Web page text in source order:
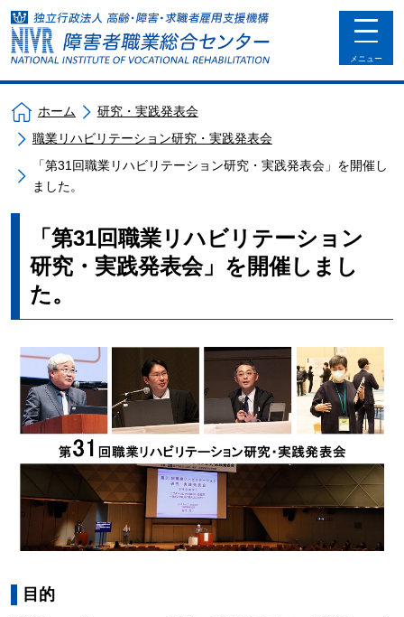
toggle
メニュー
ホーム
研究・実践発表会
職業リハビリテーション研究・実践発表会
「第31回職業リハビリテーション研究・実践発表会」を開催し
ました。
「第31回職業リハビリテーション
研究・実践発表会」を開催しまし
た。
目的